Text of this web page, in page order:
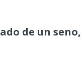
de un seno,